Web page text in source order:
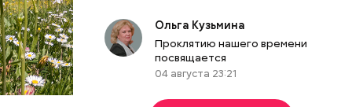
Ольга Кузьмина
Проклятию нашего времени
посвящается
04 августа 23:21